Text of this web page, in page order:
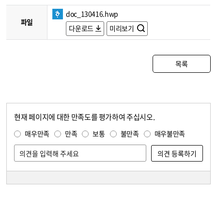
파일
doc_130416.hwp
다운로드
미리보기
목록
현재 페이지에 대한 만족도를 평가하여 주십시오.
매우만족 만족 보통 불만족 매우불만족